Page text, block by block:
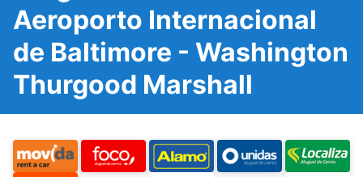
Aeroporto Internacional
de Baltimore - Washington
Thurgood Marshall